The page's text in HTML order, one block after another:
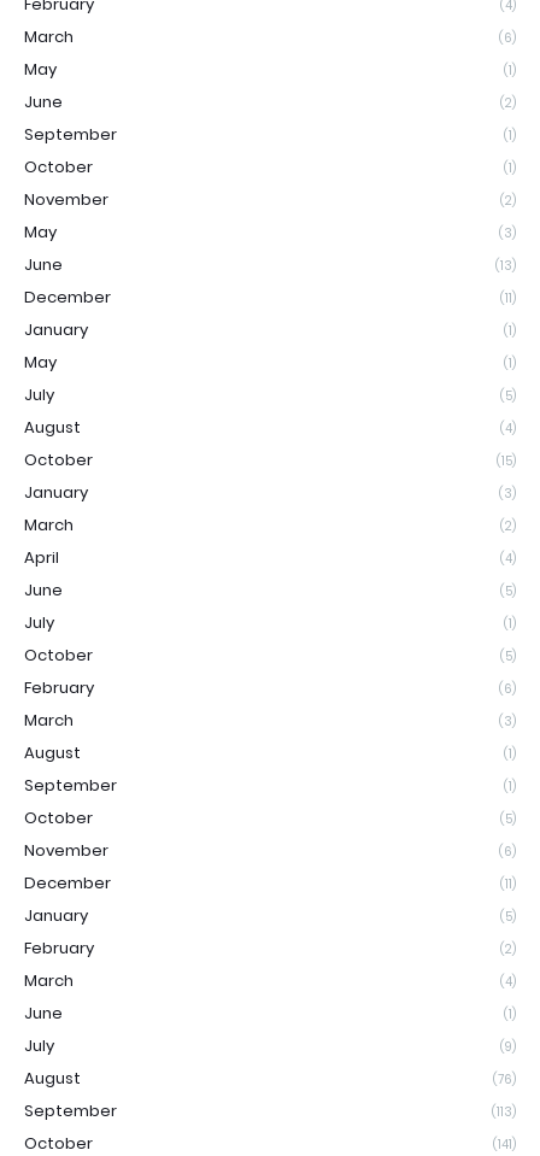
(4)
March (6)
May (1)
June (2)
September (1)
October (1)
November (2)
May (3)
June (13)
December (11)
January (1)
May (1)
July (5)
August (4)
October (15)
January (3)
March (2)
April (4)
June (5)
July (1)
October (5)
February (6)
March (3)
August (1)
September (1)
October (5)
November (6)
December (11)
January (5)
February (2)
March (4)
June (1)
July (9)
August (76)
September (113)
October (141)